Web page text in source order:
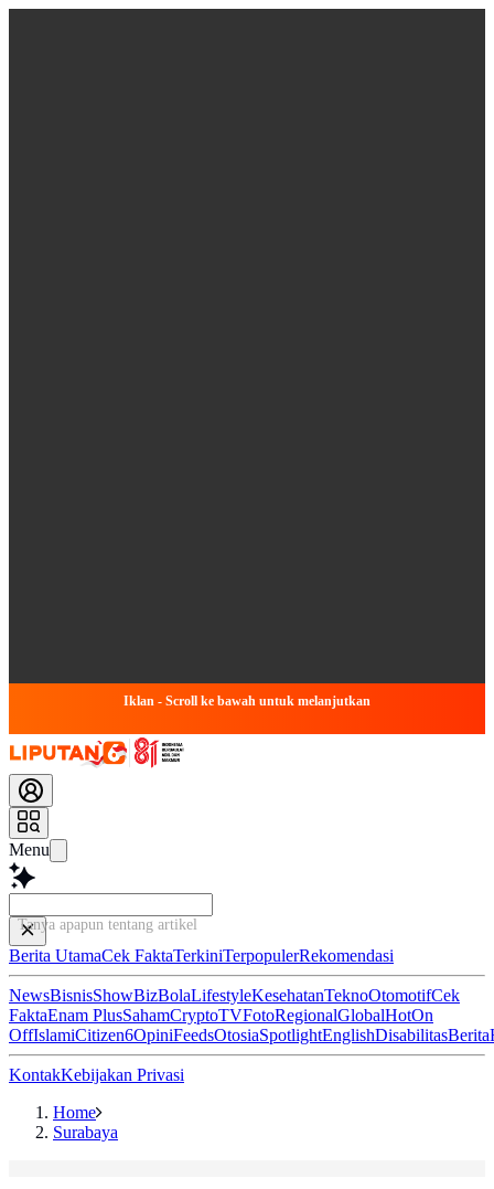
Iklan - Scroll ke bawah untuk melanjutkan
Menu
Tanya apapun tentang artikel ini...
Berita UtamaCek FaktaTerkiniTerpopulerRekomendasi
NewsBisnisShowBizBolaLifestyleKesehatanTeknoOtomotifCek
FaktaEnam PlusSahamCryptoTVFotoRegionalGlobalHotOn
OffIslamiCitizen6OpiniFeedsOtosiaSpotlightEnglishDisabilitasBerita
KontakKebijakan Privasi
Home
Surabaya